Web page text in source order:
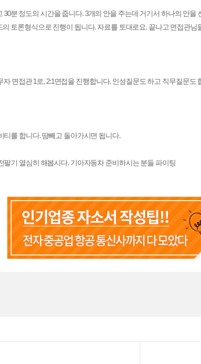
30분 정도의 시간을 줍니다. 3개의 안을 주는데 거기서 하나의 안
토론형식으로 진행이 됩니다. 자료를 토대로요. 끝나고 면접관
면접관 1로, 2:1면접을 진행합니다. 인성질문도 하고 직무질문
를 합니다. 땀빼고 돌아가시면 됩니다.
기 열심히 해봅시다. 기아자동차 준비하시는 분들 파이팅